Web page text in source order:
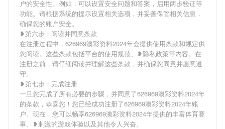
户的安全性。例如，可以设置安全问题和答案，启用两步验证等
功能。请根据系统的提示设置相关选项，并妥善保管相关信息，
确保您的账户安全。
❥第六步：阅读并同意条款
在注册过程中，626969澳彩资料2024年会提供使用条款和规定供
您阅读。这些条款包括平台的使用规范、❥隐私政策等内容。在
注册之前，请仔细阅读并理解这些条款，并确保您同意并愿意遵
守。
❥第七步：完成注册
一旦您完成了所有必要的步骤，并同意了626969澳彩资料2024年
的条款，恭喜您！您已经成功注册了626969澳彩资料2024年账
户。现在，您可以畅享626969澳彩资料2024年提供的丰富体育赛
事、❥刺激的游戏体验以及其他令人兴奋。